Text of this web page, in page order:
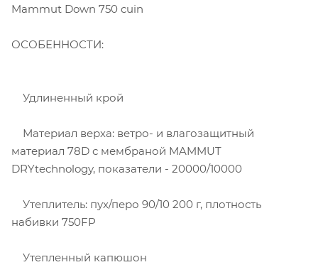
Mammut Down 750 cuin
ОСОБЕННОСТИ:
Удлиненный крой
Материал верха: ветро- и влагозащитный
материал 78D с мембраной MAMMUT
DRYtechnology, показатели - 20000/10000
Утеплитель: пух/перо 90/10 200 г, плотность
набивки 750FP
Утепленный капюшон